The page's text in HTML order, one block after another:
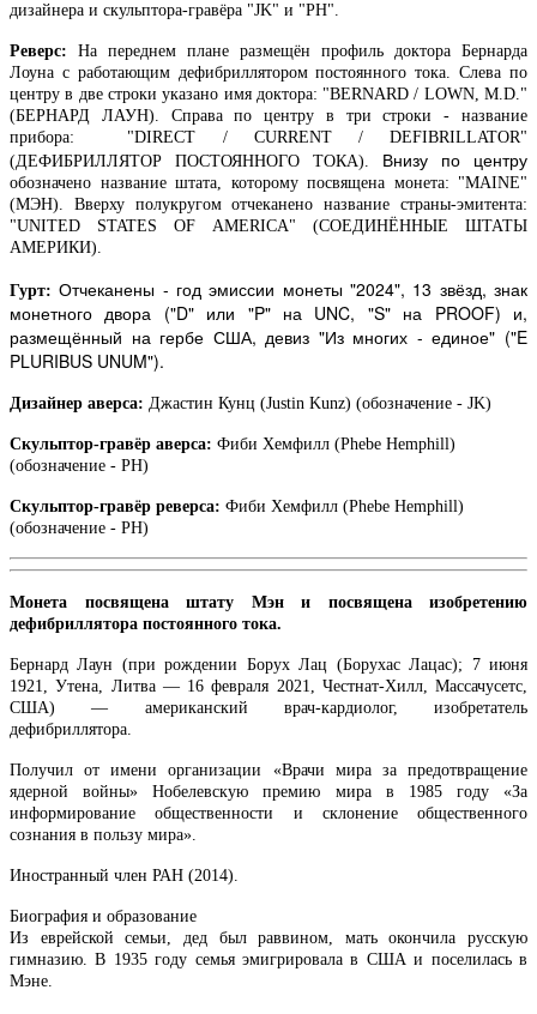
дизайнера и скульптора-гравёра "JK" и "PH".
Реверс: На переднем плане размещён профиль доктора Бернарда
Лоуна с работающим дефибриллятором постоянного тока. Слева по
центру в две строки указано имя доктора: "BERNARD / LOWN, M.D."
(БЕРНАРД ЛАУН). Справа по центру в три строки - название
прибора: "DIRECT / CURRENT / DEFIBRILLATOR"
(ДЕФИБРИЛЛЯТОР ПОСТОЯННОГО ТОКА). Внизу по центру
обозначено название штата, которому посвящена монета: "MAINE"
(МЭН). Вверху полукругом отчеканеноназвание страны-эмитента:
"UNITED STATES OF AMERICA" (СОЕДИНЁННЫЕ ШТАТЫ
АМЕРИКИ).
Гурт: Отчеканены - год эмиссии монеты "2024", 13 звёзд, знак
монетного двора ("D" или "P" на UNC, "S" на PROOF) и,
размещённый на гербе США, девиз "Из многих - единое" ("E
PLURIBUS UNUM").
Дизайнер аверса: Джастин Кунц (Justin Kunz) (обозначение - JK)
Скульптор-гравёр аверса: Фиби Хемфилл (Phebe Hemphill)
(обозначение - PH)
Скульптор-гравёр реверса: Фиби Хемфилл (Phebe Hemphill)
(обозначение - PH)
Монета посвящена штату Мэн и посвящена изобретению
дефибриллятора постоянного тока.
Бернард Лаун (при рождении Борух Лац (Борухас Лацас); 7 июня
1921, Утена, Литва — 16 февраля 2021, Честнат-Хилл, Массачусетс,
США) — американский врач-кардиолог, изобретатель
дефибриллятора.
Получил от имени организации «Врачи мира за предотвращение
ядерной войны» Нобелевскую премию мира в 1985 году «За
информирование общественности и склонение общественного
сознания в пользу мира».
Иностранный член РАН (2014).
Биография и образование
Из еврейской семьи, дед был раввином, мать окончила русскую
гимназию. В 1935 году семья эмигрировала в США и поселилась в
Мэне.